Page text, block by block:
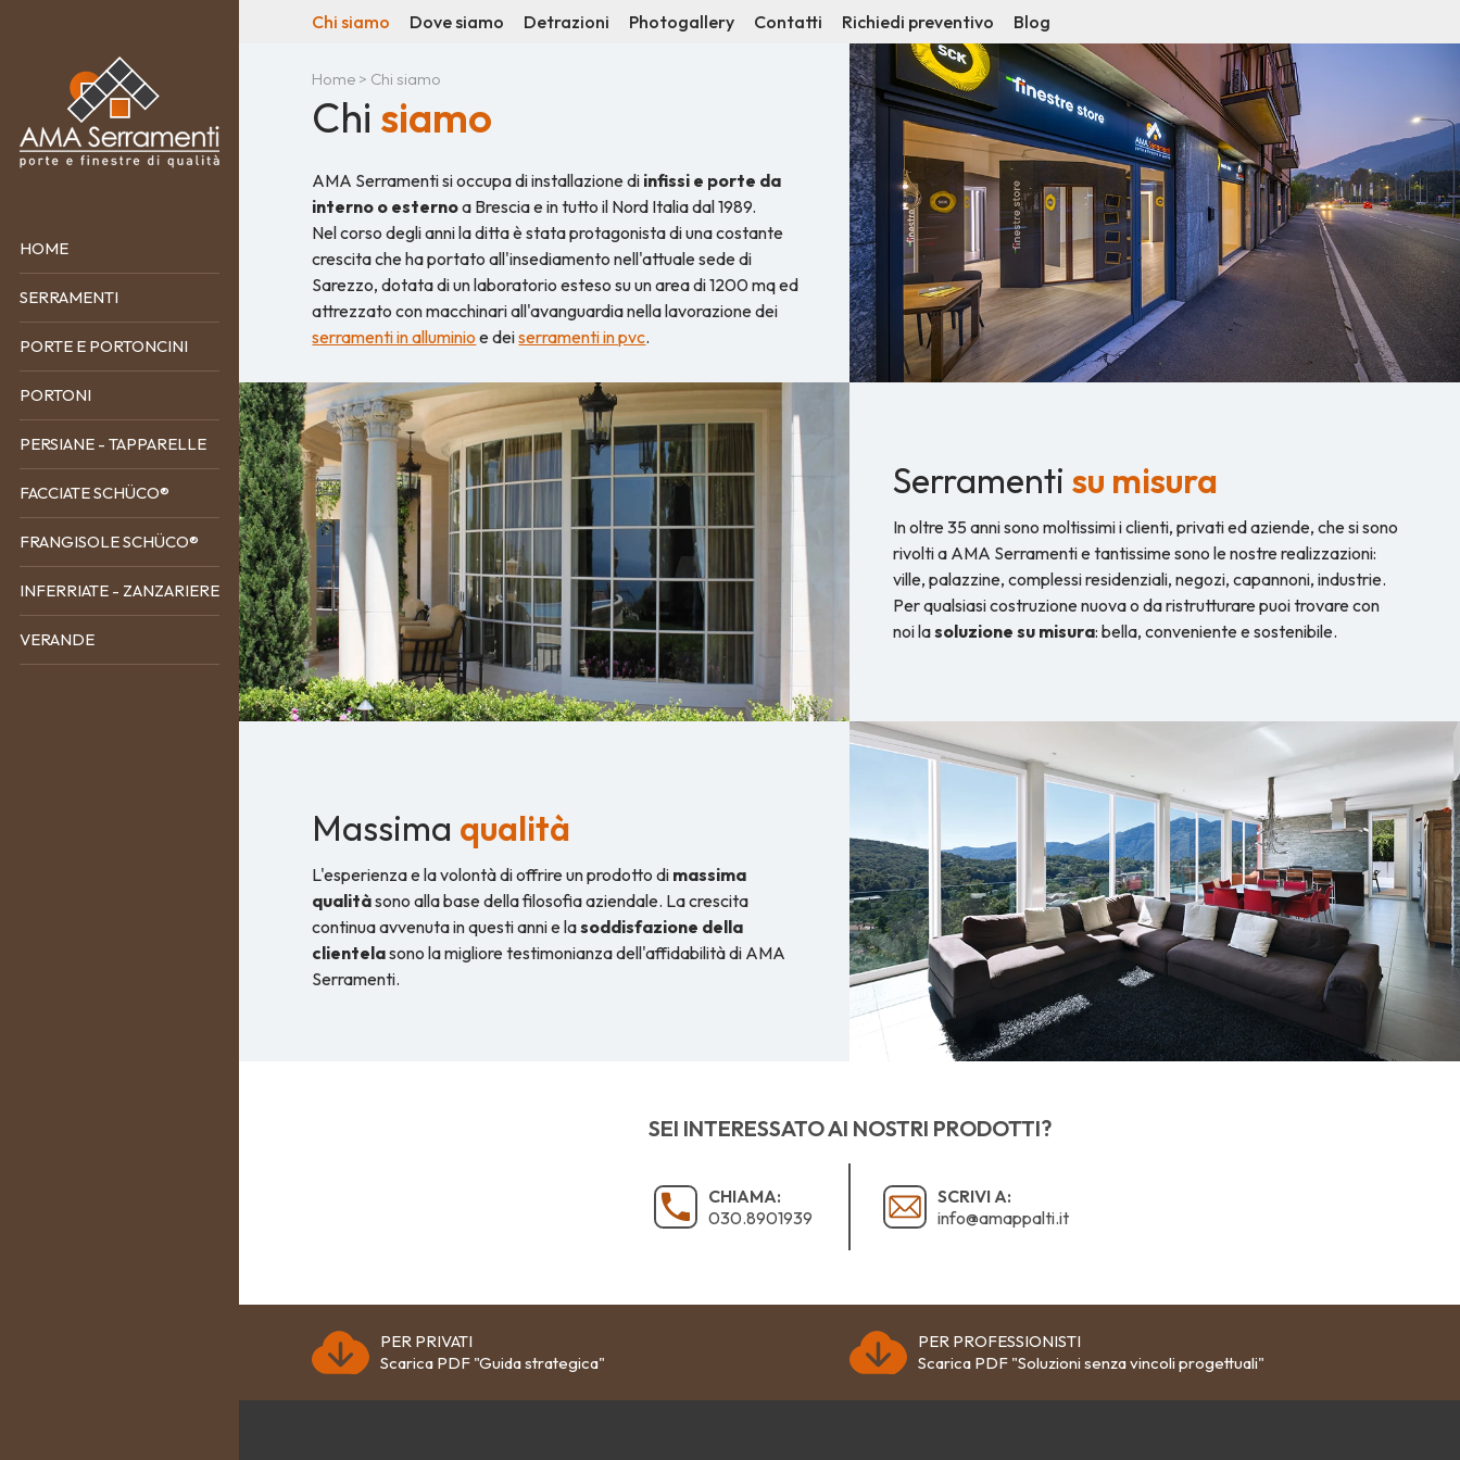
HOME
SERRAMENTI
PORTE E PORTONCINI
PORTONI
PERSIANE - TAPPARELLE
FACCIATE SCHÜCO®
FRANGISOLE SCHÜCO®
INFERRIATE - ZANZARIERE
VERANDE
Chi siamo Dove siamo Detrazioni Photogallery Contatti Richiedi preventivo Blog
Home > Chi siamo
Chi siamo
AMA Serramenti si occupa di installazione di infissi e porte da
interno o esternoa Brescia e in tutto il Nord Italia dal 1989.
Nel corso degli anni la ditta è stata protagonista di una costante
crescita che ha portato all'insediamento nell'attuale sede di
Sarezzo, dotata di un laboratorio esteso su un area di 1200 mq ed
attrezzato con macchinari all'avanguardia nella lavorazione dei
serramenti in alluminio e deiserramenti in pvc.
Serramenti su misura
In oltre 35 anni sono moltissimi i clienti, privati ed aziende, che si sono
rivolti a AMA Serramenti e tantissime sono le nostre realizzazioni:
ville, palazzine, complessi residenziali, negozi, capannoni, industrie.
Per qualsiasi costruzione nuova o da ristrutturare puoi trovare con
noi lasoluzione su misura: bella, conveniente e sostenibile.
Massima qualità
L'esperienza e la volontà di offrire un prodotto di massima
qualitàsono alla base della filosofia aziendale. La crescita
continua avvenuta in questi anni e lasoddisfazione della
clientelasono la migliore testimonianza dell'affidabilità di AMA
Serramenti.
SEI INTERESSATO AI NOSTRI PRODOTTI?
CHIAMA:
030.8901939
SCRIVI A:
info@amappalti.it
PER PRIVATI
Scarica PDF "Guida strategica"
PER PROFESSIONISTI
Scarica PDF "Soluzioni senza vincoli progettuali"